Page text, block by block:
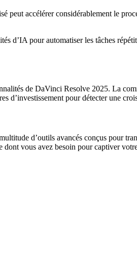
peut accélérer considérablement le
d’IA pour automatiser les tâches
de DaVinci Resolve 2025. La
d’investissement pour détecter une
d’outils avancés conçus pour
vous avez besoin pour captiver